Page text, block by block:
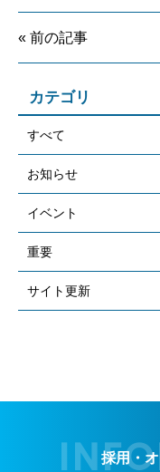
« 前の記事
カテゴリ
すべて
お知らせ
イベント
重要
サイト更新
採用・